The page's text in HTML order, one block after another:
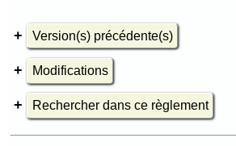
Version(s) précédente(s)
Modifications
Rechercher dans ce règlement